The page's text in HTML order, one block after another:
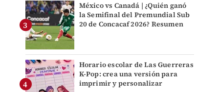
México vs Canadá | ¿Quién ganó
la Semifinal del Premundial Sub
20 de Concacaf 2026? Resumen
Horario escolar de Las Guerreras
K-Pop: crea una versión para
imprimir y personalizar